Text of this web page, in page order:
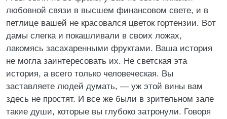
любовной связи в высшем финансовом свете, и в
петлице вашей не красовался цветок гортензии. Вот
дамы слегка и покашливали в своих ложах,
лакомясь засахаренными фруктами. Ваша история
не могла заинтересовать их. Не светская эта
история, а всего только человеческая. Вы
заставляете людей думать, — уж этой вины вам
здесь не простят. И все же были в зрительном зале
такие души, которые вы глубоко затронули. Говоря